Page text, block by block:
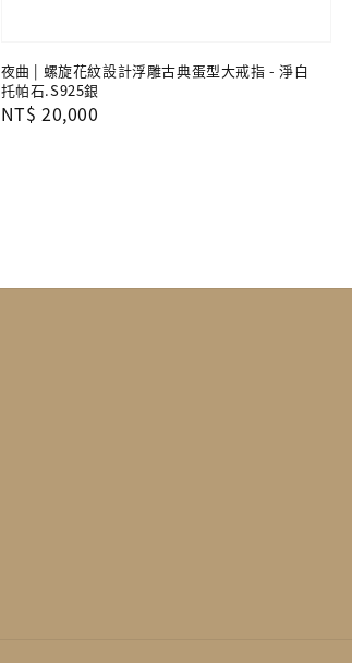
夜曲 | 螺旋花紋設計浮雕古典蛋型大戒指 - 淨白
托帕石.S925銀
Regular
NT$ 20,000